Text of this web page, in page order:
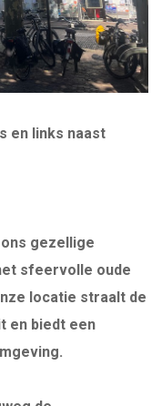
UTILITY
WERKEN OP
en links naast
gezellige
sfeervolle oude
locatie straalt de
en biedt een